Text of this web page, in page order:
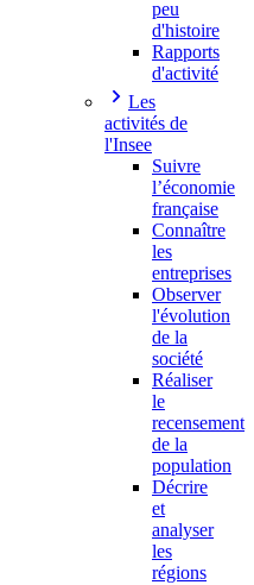
peu
d'histoire
Rapports
d'activité
Les
activités de
l'Insee
Suivre
l’économie
française
Connaître
les
entreprises
Observer
l'évolution
de la
société
Réaliser
le
recensement
de la
population
Décrire
et
analyser
les
régions